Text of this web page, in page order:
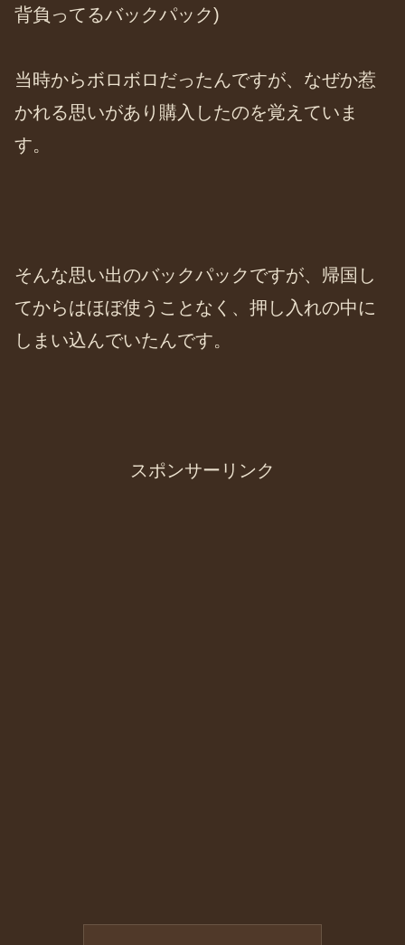
背負ってるバックパック)
当時からボロボロだったんですが、なぜか惹
かれる思いがあり購入したのを覚えていま
す。
そんな思い出のバックパックですが、帰国し
てからはほぼ使うことなく、押し入れの中に
しまい込んでいたんです。
スポンサーリンク